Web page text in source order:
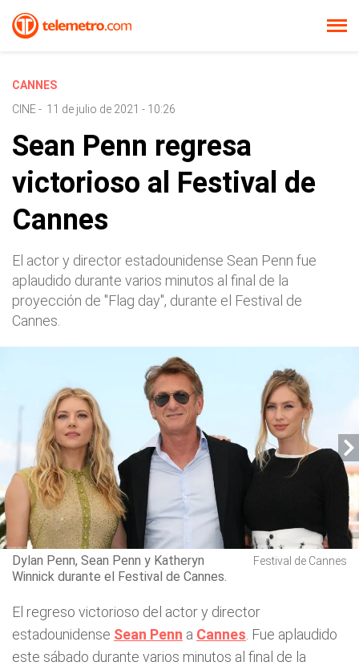
CANNES
CINE- 11 de julio de 2021 - 10:26
Sean Penn regresa
victorioso al Festival de
Cannes
El actor y director estadounidense Sean Penn fue
aplaudido durante varios minutos al final de la
proyección de "Flag day", durante el Festival de
Cannes.
Dylan Penn, Sean Penn y Katheryn
Winnick durante el Festival de Cannes.
Festival de Cannes
El regreso victorioso del actor y director
estadounidense Sean Penn a Cannes . Fue aplaudido
este sábado durante varios minutos al final de la